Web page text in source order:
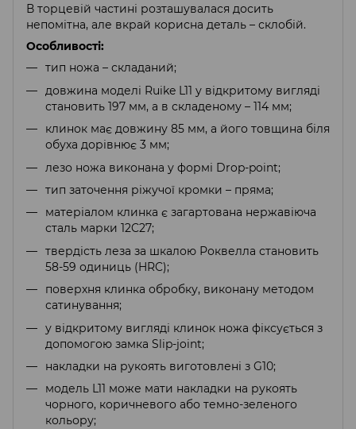
В торцевій частині розташувалася досить
непомітна, але вкрай корисна деталь – склобій.
Особливості:
тип ножа – складаний;
довжина моделі Ruike L11 у відкритому вигляді
становить 197 мм, а в складеному – 114 мм;
клинок має довжину 85 мм, а його товщина біля
обуха дорівнює 3 мм;
лезо ножа виконана у формі Drop-point;
тип заточення ріжучої кромки – пряма;
матеріалом клинка є загартована нержавіюча
сталь марки 12C27;
твердість леза за шкалою Роквелла становить
58-59 одиниць (HRC);
поверхня клинка обробку, виконану методом
сатинування;
у відкритому вигляді клинок ножа фіксується з
допомогою замка Slip-joint;
накладки на рукоять виготовлені з G10;
модель L11 може мати накладки на рукоять
чорного, коричневого або темно-зеленого
кольору;